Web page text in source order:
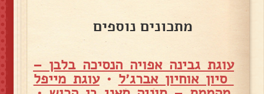
מתכונים נוספים
עוגת גבינה אפויה הנסיכה בלבן –
סיון אוחיון אברג׳ל •עוגת מייפל